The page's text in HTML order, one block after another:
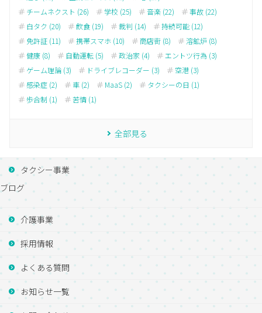
チームネクスト (26)
学校 (25) 音楽 (22)
事故 (22)
白タク (20)
飲食 (19) 裁判 (14)
持続可能 (12)
免許証 (11)
携帯スマホ (10) 商店街 (8)
溶鉱炉 (8)
健康 (8)
自動運転 (5) 政治家 (4)
エントツ行為 (3)
ゲーム理論 (3)
ドライブレコーダー (3)
空港 (3)
感染症 (2)
車 (2) MaaS (2)
タクシーの日 (1)
歩合制 (1)
苦情 (1)
全部見る
タクシー事業
ブログ
介護事業
採用情報
よくある質問
お知らせ一覧